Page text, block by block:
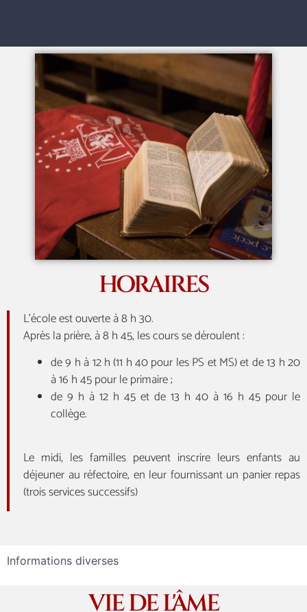
HORAIRES
L’école est ouverte à 8 h 30.
Après la prière, à 8 h 45, les cours se déroulent :
de 9 h à 12 h (11 h 40 pour les PS et MS) et de 13 h 20
à 16 h 45 pour le primaire ;
de 9 h à 12 h 45 et de 13 h 40 à 16 h 45 pour le
collège.
Le midi, les familles peuvent inscrire leurs enfants au
déjeuner au réfectoire, en leur fournissant un panier repas
(trois services successifs)
Informations diverses
VIE DE L'ÂME